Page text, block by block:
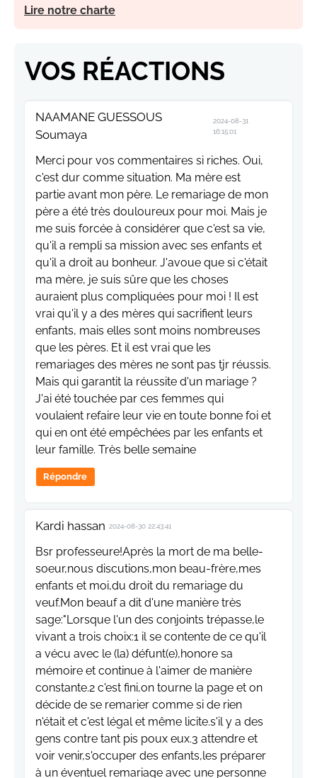
Lire notre charte
VOS RÉACTIONS
NAAMANE GUESSOUS
Soumaya
2024-08-31
16:15:01
Merci pour vos commentaires si riches. Oui,
c'est dur comme situation. Ma mère est
partie avant mon père. Le remariage de mon
père a été très douloureux pour moi. Mais je
me suis forcée à considérer que c'est sa vie,
qu'il a rempli sa mission avec ses enfants et
qu'il a droit au bonheur. J'avoue que si c'était
ma mère, je suis sûre que les choses
auraient plus compliquées pour moi ! Il est
vrai qu'il y a des mères qui sacrifient leurs
enfants, mais elles sont moins nombreuses
que les pères. Et il est vrai que les
remariages des mères ne sont pas tjr réussis.
Mais qui garantit la réussite d'un mariage ?
J'ai été touchée par ces femmes qui
voulaient refaire leur vie en toute bonne foi et
qui en ont été empêchées par les enfants et
leur famille. Très belle semaine
Répondre
Kardi hassan 2024-08-30 22:43:41
Bsr professeure!Après la mort de ma belle-
soeur,nous discutions,mon beau-frère,mes
enfants et moi,du droit du remariage du
veuf.Mon beauf a dit d'une manière très
sage:"Lorsque l'un des conjoints trépasse,le
vivant a trois choix:1 il se contente de ce qu'il
a vécu avec le (la) défunt(e),honore sa
mémoire et continue à l'aimer de manière
constante.2 c'est fini,on tourne la page et on
décide de se remarier comme si de rien
n'était et c'est légal et même licite.s'il y a des
gens contre tant pis poux eux.3 attendre et
voir venir,s'occuper des enfants,les préparer
à un éventuel remariage avec une personne